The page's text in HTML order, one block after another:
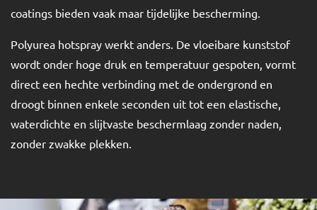
coatings bieden vaak maar tijdelijke bescherming.
Polyurea hotspray werkt anders. De vloeibare kunststof
wordt onder hoge druk en temperatuur gespoten, vormt
direct een hechte verbinding met de ondergrond en
droogt binnen enkele seconden uit tot een elastische,
waterdichte en slijtvaste beschermlaag zonder naden,
zonder zwakke plekken.